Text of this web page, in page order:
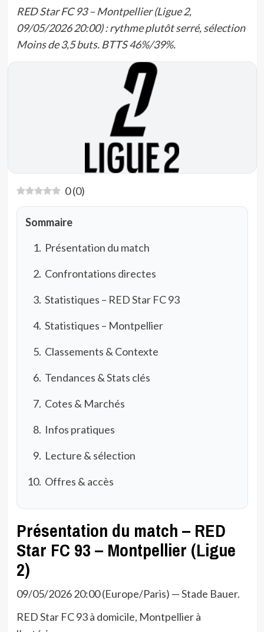
RED Star FC 93 – Montpellier (Ligue 2,
09/05/2026 20:00) : rythme plutôt serré, sélection
Moins de 3,5 buts. BTTS 46%/39%.
0(0)
Sommaire
Présentation du match
Confrontations directes
Statistiques – RED Star FC 93
Statistiques – Montpellier
Classements & Contexte
Tendances & Stats clés
Cotes & Marchés
Infos pratiques
Lecture & sélection
Offres & accès
Présentation du match – RED
Star FC 93 – Montpellier (Ligue
2)
09/05/2026 20:00 (Europe/Paris) — Stade Bauer.
RED Star FC 93 à domicile, Montpellier à